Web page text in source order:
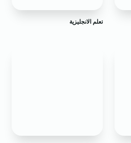
تعلم الانجليزية